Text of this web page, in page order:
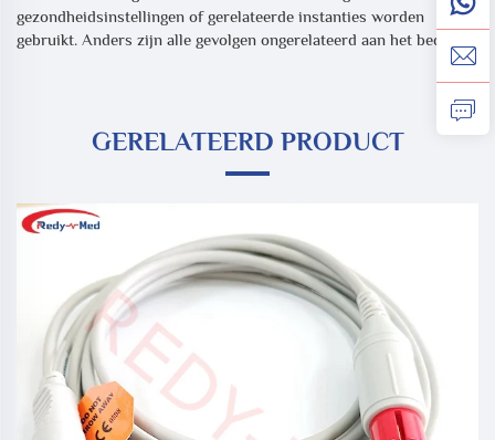
gezondheidsinstellingen of gerelateerde instanties worden
gebruikt. Anders zijn alle gevolgen ongerelateerd aan het bedrijf.
GERELATEERD PRODUCT